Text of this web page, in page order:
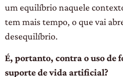
um equilíbrio naquele
tem mais tempo, o que vai
desequilíbrio.
É, portanto, contra o uso de
suporte de vida artificial?